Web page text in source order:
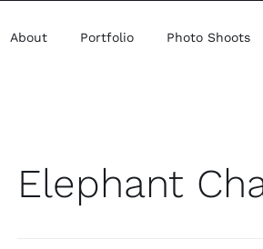
About Portfolio Photo Shoots
Elephant